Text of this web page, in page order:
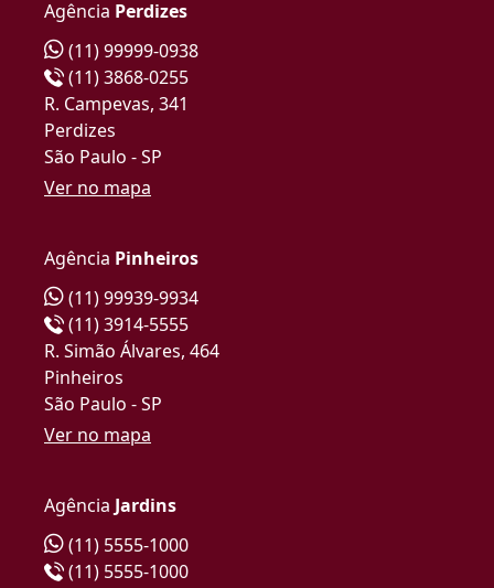
Agência Perdizes
(11) 99999-0938
(11) 3868-0255
R. Campevas, 341
Perdizes
São Paulo - SP
Ver no mapa
Agência Pinheiros
(11) 99939-9934
(11) 3914-5555
R. Simão Álvares, 464
Pinheiros
São Paulo - SP
Ver no mapa
Agência Jardins
(11) 5555-1000
(11) 5555-1000